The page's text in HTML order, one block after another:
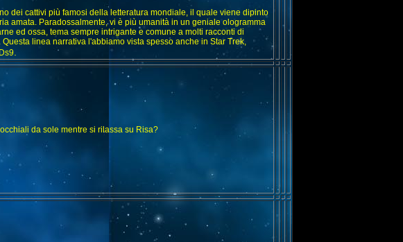
dei cattivi più famosi della letteratura mondiale, il quale viene dipinto
amata. Paradossalmente, vi è più umanità in un geniale ologramma
ed ossa, tema sempre intrigante e comune a molti racconti di
linea narrativa l'abbiamo vista spesso anche in Star Trek,
.
da sole mentre si rilassa su Risa?